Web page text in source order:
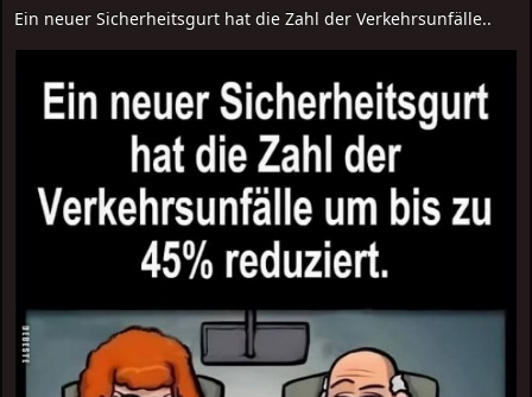
Ein neuer Sicherheitsgurt hat die Zahl der Verkehrsunfälle..